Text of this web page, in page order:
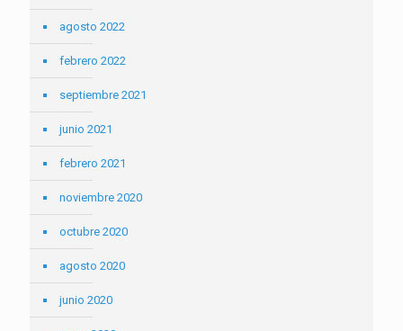
agosto 2022
febrero 2022
septiembre 2021
junio 2021
febrero 2021
noviembre 2020
octubre 2020
agosto 2020
junio 2020